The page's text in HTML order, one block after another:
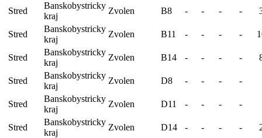
Stred
Banskobystricky
kraj
Zvolen B8 - - - -
Stred
Banskobystricky
kraj
Zvolen B11 - - - -
Stred
Banskobystricky
kraj
Zvolen B14 - - - -
Stred
Banskobystricky
kraj
Zvolen D8 - - - -
Stred
Banskobystricky
kraj
Zvolen D11 - - - -
Stred
Banskobystricky
kraj
Zvolen D14 - - - -